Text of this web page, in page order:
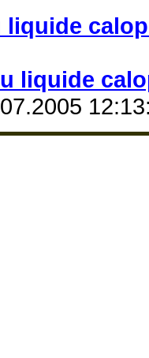
liquide
liquide